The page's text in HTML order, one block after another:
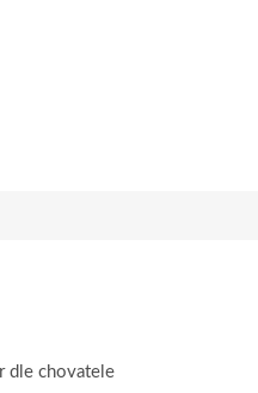
dle chovatele